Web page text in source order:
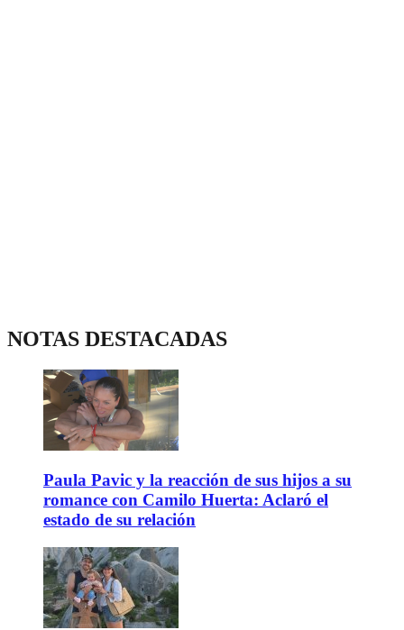
NOTAS DESTACADAS
Paula Pavic y la reacción de sus hijos a su
romance con Camilo Huerta: Aclaró el
estado de su relación